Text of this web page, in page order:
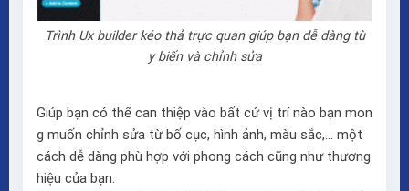
Trình Ux builder kéo thả trực quan giúp bạn dễ dàng tù
y biến và chỉnh sửa
Giúp bạn có thể can thiệp vào bất cứ vị trí nào bạn mon
g muốn chỉnh sửa từ bố cục, hình ảnh, màu sắc,… một
cách dễ dàng phù hợp với phong cách cũng như thương
hiệu của bạn.